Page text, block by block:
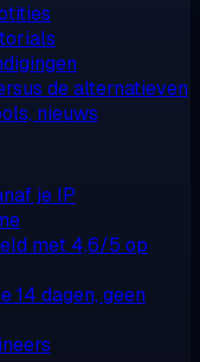
de alternatieven
nieuws
je IP
met 4,6/5 op
14 dagen, geen